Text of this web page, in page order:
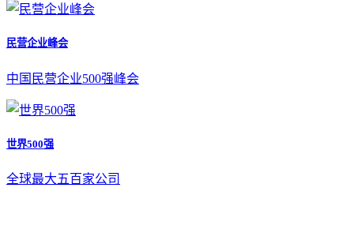
民营企业峰会
中国民营企业500强峰会
世界500强
全球最大五百家公司